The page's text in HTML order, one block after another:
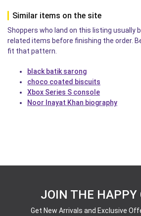
Similar items on the site
Shoppers who land on this listing usually
related items before finishing the order.
fit that pattern.
black batik sarong
choco coated biscuits
Xbox Series S console
Noor Inayat Khan biography
JOIN THE HAPPY
Get New Arrivals and Exclusive